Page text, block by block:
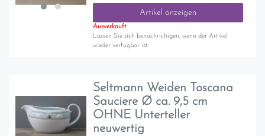
Artikel anzeigen
Ausverkauft
Lassen Sie sich benachrichigen, wenn der Artikel
wieder verfügbar ist.
Seltmann Weiden Toscana
Sauciere Ø ca. 9,5 cm
OHNE Unterteller
neuwertig